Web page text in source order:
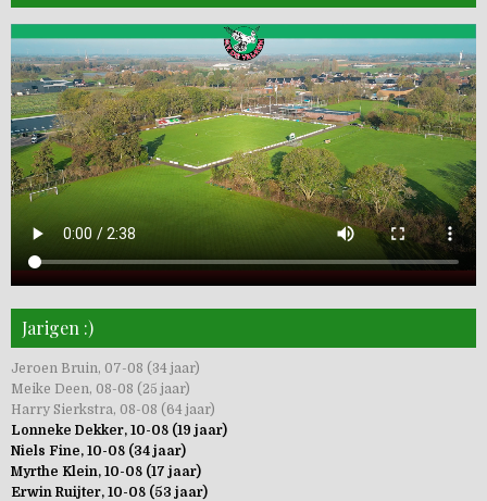
Jarigen :)
Jeroen Bruin, 07-08 (34 jaar)
Meike Deen, 08-08 (25 jaar)
Harry Sierkstra, 08-08 (64 jaar)
Lonneke Dekker, 10-08 (19 jaar)
Niels Fine, 10-08 (34 jaar)
Myrthe Klein, 10-08 (17 jaar)
Erwin Ruijter, 10-08 (53 jaar)